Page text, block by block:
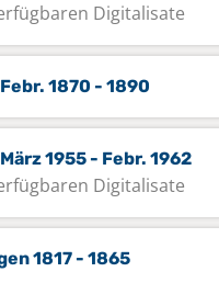
Digitalisate
1870 - 1890
1955 - Febr. 1962
Digitalisate
1817 - 1865